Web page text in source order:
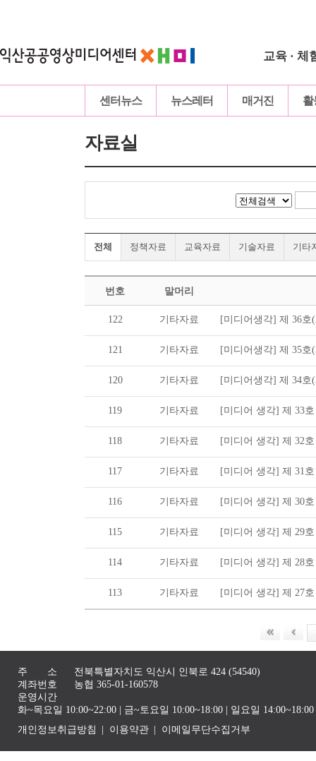
교육 · 체
센터뉴스 뉴스레터 매거진 활
자료실
전체 정책자료 교육자료 기술자료 기타
번호 말머리
122 기타자료 [미디어생각] 제 36호
121 기타자료 [미디어생각] 제 35호
120 기타자료 [미디어생각] 제 34호
119 기타자료 [미디어 생각] 제 33호
118 기타자료 [미디어 생각] 제 32호
117 기타자료 [미디어 생각] 제 31호
116 기타자료 [미디어 생각] 제 30호
115 기타자료 [미디어 생각] 제 29호
114 기타자료 [미디어 생각] 제 28호
113 기타자료 [미디어 생각] 제 27호
주 소
전북특별자치도 익산시 인북로 424 (54540)
계좌번호
농협 365-01-160578
운영시간
화~목요일 10:00~22:00 | 금~토요일 10:00~18:00 | 일요일
개인정보취급방침
이용약관 이메일무단수집거부